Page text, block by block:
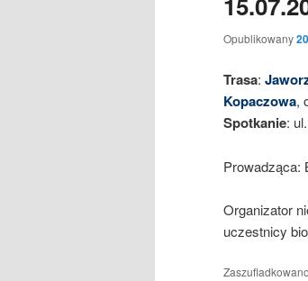
Opublikowany
Trasa:
Kopaczowa,
Spotkanie:
Prowadząca:
Organizator
uczestnicy